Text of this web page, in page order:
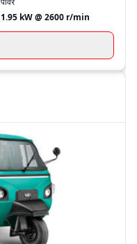
1.95 kW @ 2600 r/min